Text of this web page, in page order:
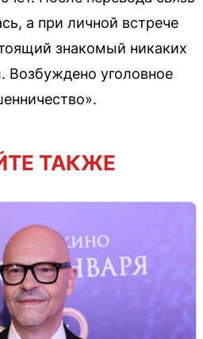
а при личной встрече
знакомый никаких
Возбуждено уголовное
ТАКЖЕ